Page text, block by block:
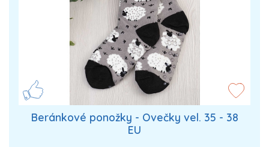
Beránkové ponožky - Ovečky vel. 35 - 38
EU